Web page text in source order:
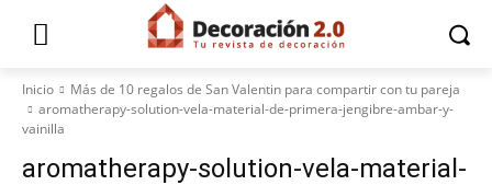
Inicio
Más de 10 regalos de San Valentin para compartir con tu pareja
aromatherapy-solution-vela-material-de-primera-jengibre-ambar-y-
vainilla
aromatherapy-solution-vela-material-